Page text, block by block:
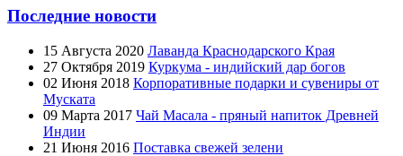
Последние новости
15 Августа 2020 Лаванда Краснодарского Края
27 Октября 2019 Куркума - индийский дар богов
02 Июня 2018 Корпоративные подарки и сувениры от
Муската
09 Марта 2017 Чай Масала - пряный напиток Древней
Индии
21 Июня 2016 Поставка свежей зелени